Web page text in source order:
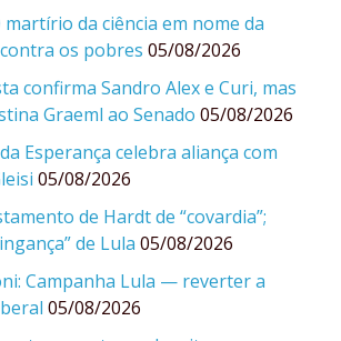
martírio da ciência em nome da
os pobres 05/08/2026
confirma Sandro Alex e Curi, mas
Graeml ao Senado 05/08/2026
Esperança celebra aliança com
05/08/2026
de Hardt de “covardia”;
de Lula 05/08/2026
Campanha Lula — reverter a
05/08/2026